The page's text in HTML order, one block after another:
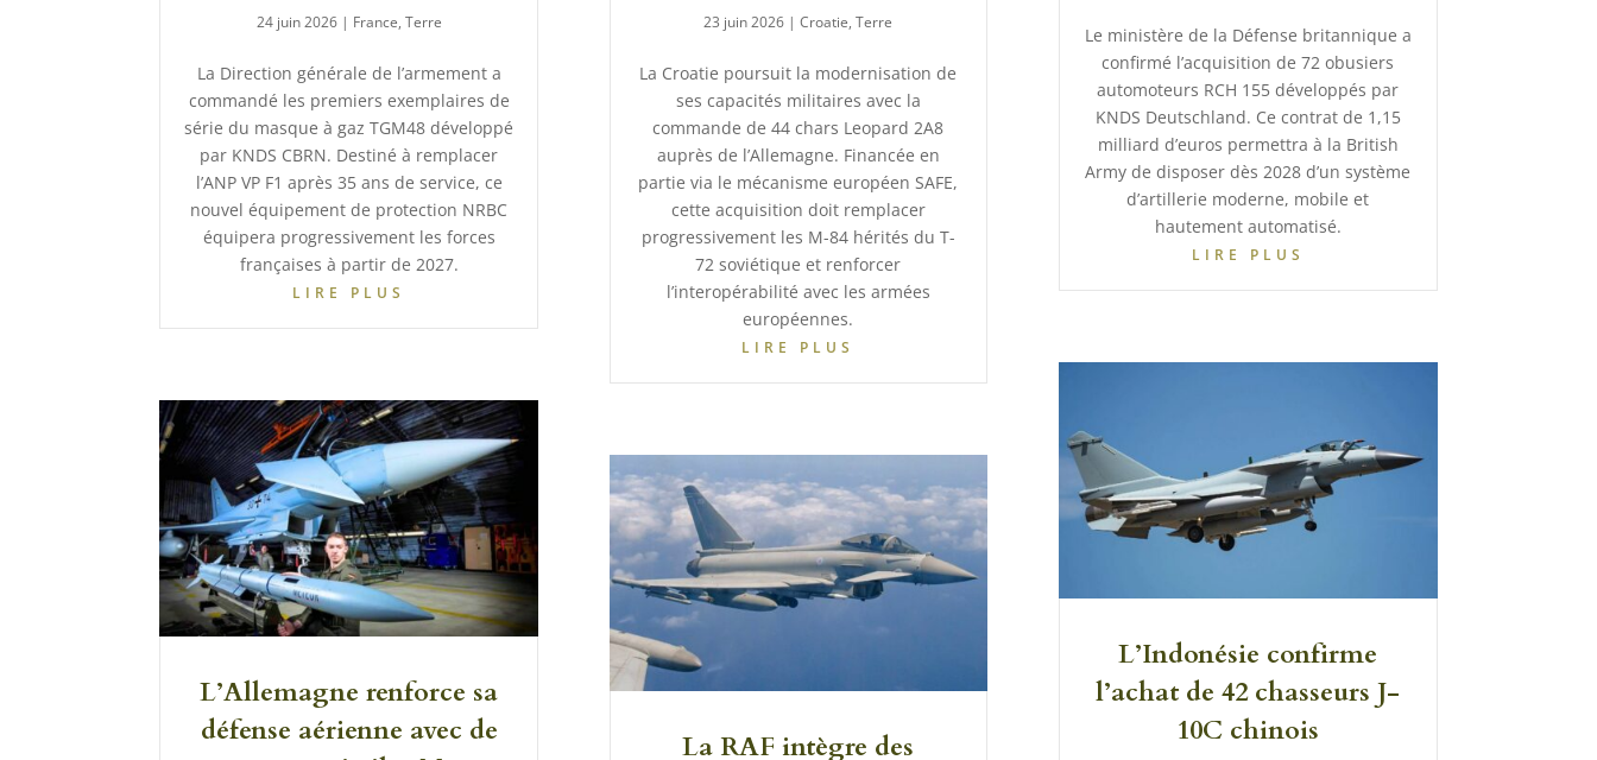
24 juin 2026| France, Terre
La Direction générale de l’armement a
commandé les premiers exemplaires de
série du masque à gaz TGM48 développé
par KNDS CBRN. Destiné à remplacer
l’ANP VP F1 après 35 ans de service, ce
nouvel équipement de protection NRBC
équipera progressivement les forces
françaises à partir de 2027.
LIRE PLUS
L’Allemagne renforce sa
défense aérienne avec de
23 juin 2026 |Croatie,Terre
La Croatie poursuit la modernisation de
ses capacités militaires avec la
commande de 44 chars Leopard 2A8
auprès de l’Allemagne. Financée en
partie via le mécanisme européen SAFE,
cette acquisition doit remplacer
progressivement les M-84 hérités du T-
72 soviétique et renforcer
l’interopérabilité avec les armées
européennes.
LIRE PLUS
La RAF intègre des
Le ministère de la Défense britannique a
confirmé l’acquisition de 72 obusiers
automoteurs RCH 155 développés par
KNDS Deutschland. Ce contrat de 1,15
milliard d’euros permettra à la British
Army de disposer dès 2028 d’un système
d’artillerie moderne, mobile et
hautement automatisé.
LIRE PLUS
L’Indonésie confirme
l’achat de 42 chasseurs J-
10C chinois